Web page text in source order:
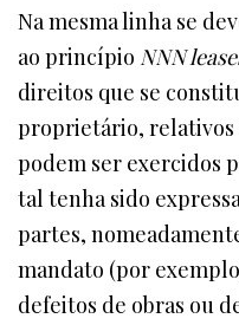
Na mesma linha se
ao princípio NNN
direitos que se
proprietário, relativos
podem ser exercidos
tal tenha sido
partes,
mandato (por
defeitos de obras ou